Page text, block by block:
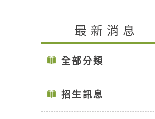
最新消息
全部分類
招生訊息